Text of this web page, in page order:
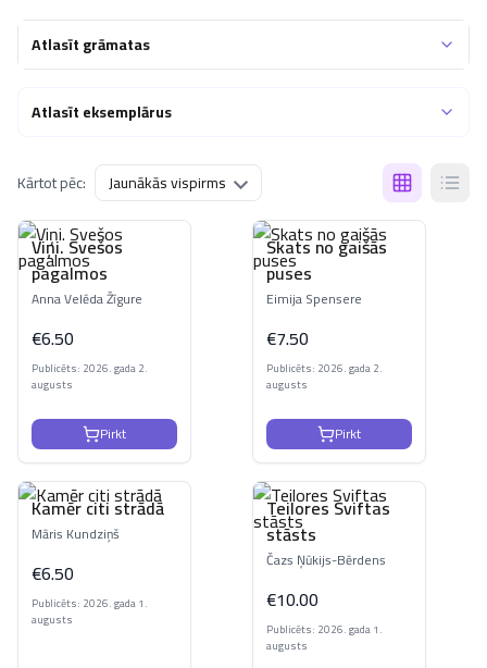
Atlasīt grāmatas
Atlasīt eksemplārus
Kārtot pēc:
Viņi. Svešos
pagalmos
Anna Velēda Žīgure
€6.50
Publicēts: 2026. gada 2.
augusts
Pirkt
Skats no gaišās
puses
Eimija Spensere
€7.50
Publicēts: 2026. gada 2.
augusts
Pirkt
Kamēr citi strādā
Māris Kundziņš
€6.50
Publicēts: 2026. gada 1.
augusts
Teilores Sviftas
stāsts
Čazs Ņūkijs-Bērdens
€10.00
Publicēts: 2026. gada 1.
augusts